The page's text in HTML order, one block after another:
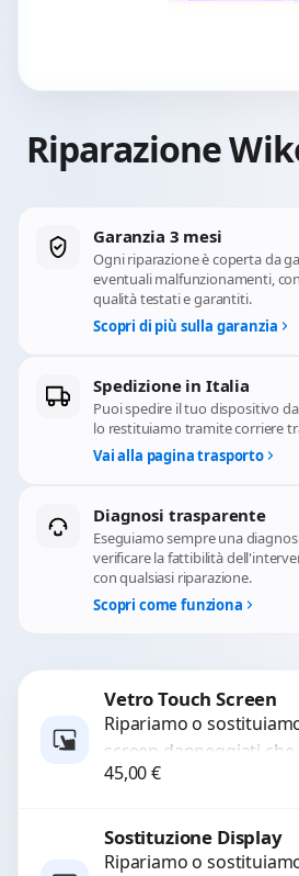
Riparazione
Garanzia 3 mesi
Ogni riparazione è coperta da
eventuali malfunzionamenti,
qualità testati e garantiti.
Scopri di più sulla garanzia
Spedizione in Italia
Puoi spedire il tuo dispositivo
lo restituiamo tramite corriere
Vai alla pagina trasporto
Diagnosi trasparente
Eseguiamo sempre una
verificare la fattibilità
con qualsiasi riparazione.
Scopri come funziona
Vetro Touch Screen
Ripariamo o
screen danneggiati
l’uso del dispositivo.
45,00€
Procedi
Sostituzione Display
Ripariamo o